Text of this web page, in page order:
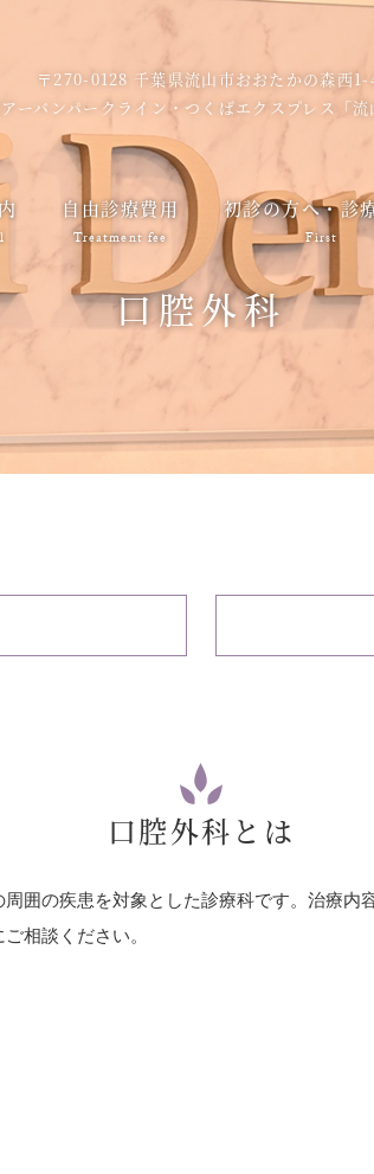
〒270-0128 千葉県流山市おおたかの森西
ーバンパークライン・つくばエクスプレス「
自由診療費用
Treatment fee
初診の方へ・診
First
口腔外科
口腔外科とは
囲の疾患を対象とした診療科です。治療内
相談ください。